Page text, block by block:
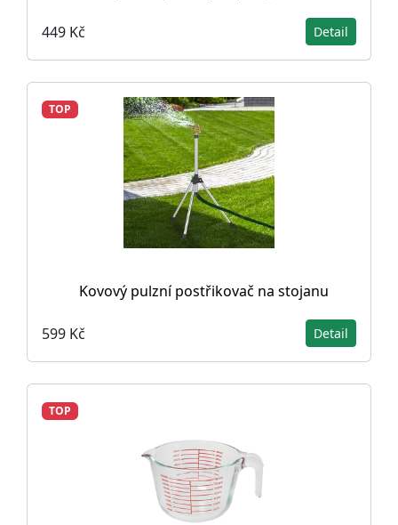
449 Kč Detail
TOP
Kovový pulzní postřikovač na stojanu
599 Kč Detail
TOP